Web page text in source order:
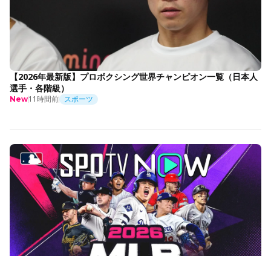
【2026年最新版】プロボクシング世界チャンピオン一覧（日本人
選手・各階級）
New11時間前 スポーツ